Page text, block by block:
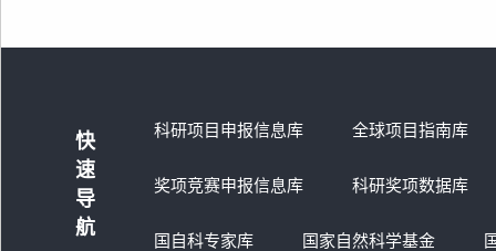
快
速
导
航
科研项目申报信息库 全球项目指南库
奖项竞赛申报信息库 科研奖项数据库
国自科专家库 国家自然科学基金